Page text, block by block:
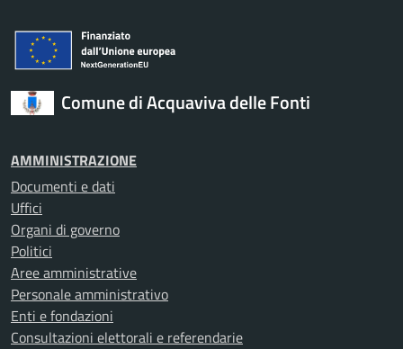
Comune di Acquaviva delle Fonti
AMMINISTRAZIONE
Documenti e dati
Uffici
Organi di governo
Politici
Aree amministrative
Personale amministrativo
Enti e fondazioni
Consultazioni elettorali e referendarie